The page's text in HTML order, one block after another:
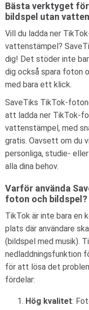
Bästa verktyget
bildspel utan
Vill du ladda ner
vattenstämpel?
dig! Det stöder inte
dig också spara foton
med bara ett klick.
SaveTiks TikTok-
att ladda ner TikTok-
vattenstämpel, med
gratis. Oavsett om du
personliga, studie-
alla dina behov.
Varför använda
foton och bildspel?
TikTok är inte bara en
plats där användare
(bildspel med musik).
nedladdningsfunktion
för att lösa det
fördelar:
Hög kvalitet: